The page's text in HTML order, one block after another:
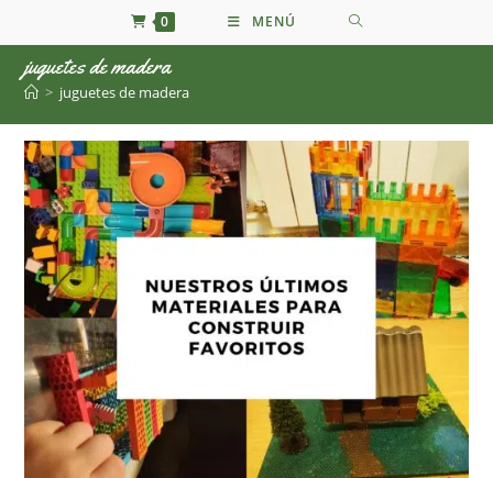
al
contenido
0 MENÚ
juguetes de madera
> juguetes de madera